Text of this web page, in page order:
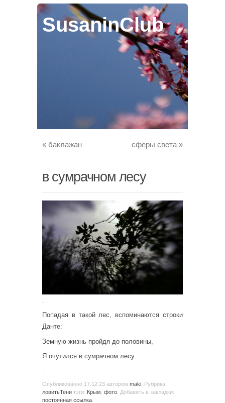
SusaninClub
« баклажан сферы света »
в сумрачном лесу
Попадая в такой лес, вспоминаются строки
Данте:
Земную жизнь пройдя до половины,
Я очутился в сумрачном лесу…
Опубликованно 17.12.23 автором maki . Рубрика:
ловитьТени тэги: Крым фото . Добавить в закладки:
постоянная ссылка